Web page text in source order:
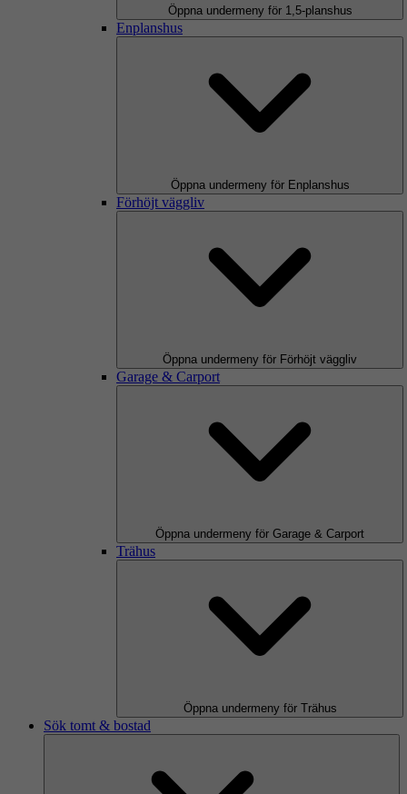
Öppna undermeny för 1,5-planshus
Enplanshus
Öppna undermeny för Enplanshus
Förhöjt väggliv
Öppna undermeny för Förhöjt väggliv
Garage & Carport
Öppna undermeny för Garage & Carport
Trähus
Öppna undermeny för Trähus
Sök tomt & bostad